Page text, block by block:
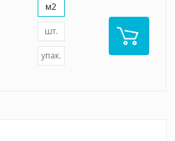
м2
шт.
упак.